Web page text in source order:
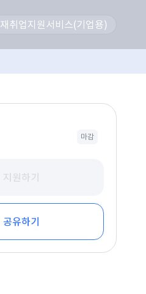
재취업지원서비스(기업용)
마감
지원하기
공유하기